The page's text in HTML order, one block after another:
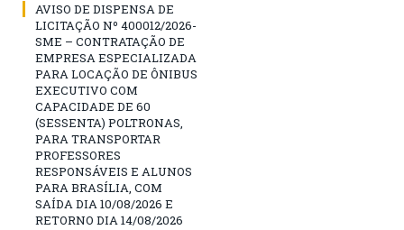
AVISO DE DISPENSA DE
LICITAÇÃO Nº 400012/2026-
SME – CONTRATAÇÃO DE
EMPRESA ESPECIALIZADA
PARA LOCAÇÃO DE ÔNIBUS
EXECUTIVO COM
CAPACIDADE DE 60
(SESSENTA) POLTRONAS,
PARA TRANSPORTAR
PROFESSORES
RESPONSÁVEIS E ALUNOS
PARA BRASÍLIA, COM
SAÍDA DIA 10/08/2026 E
RETORNO DIA 14/08/2026